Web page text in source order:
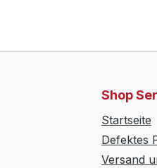
Shop
Startseite
Defektes
Versand